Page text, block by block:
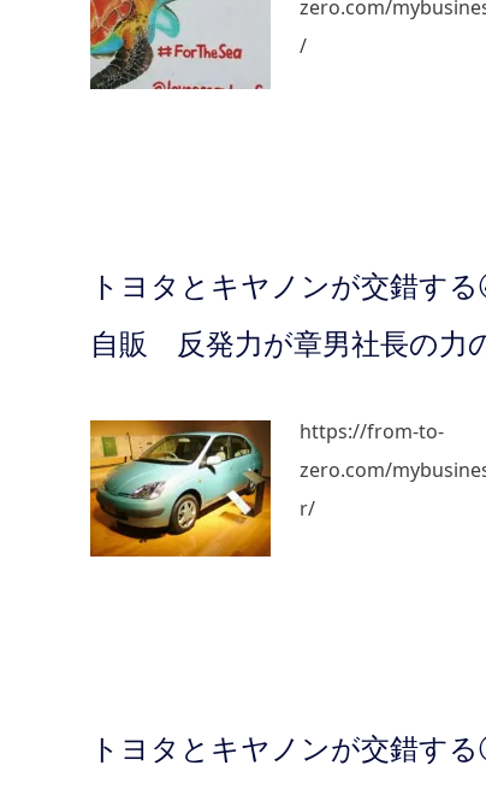
zero.com/
/
トヨタとキヤノンが交錯す
自販 反発力が章男社長の力
https://from-to-
zero.com/
r/
トヨタとキヤノンが交錯す